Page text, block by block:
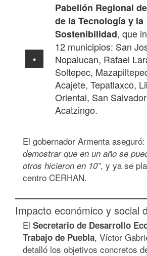
Pabellón Regional
de la Tecnología y la
Sostenibilidad, que
12 municipios: San
Nopalucan, Rafael
Soltepec,
Acajete, Tepatlaxco,
Oriental, San
Acatzingo.
El gobernador Armenta aseguró:
demostrar que en un año se
otros hicieron en 10”, y ya se
centro CERHAN.
Impacto económico y social
El Secretario de Desarrollo
Trabajo de Puebla, Víctor
detalló los objetivos concretos